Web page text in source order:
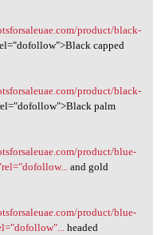
product/black-
capped
product/black-
palm
product/blue-
and gold
product/blue-
headed